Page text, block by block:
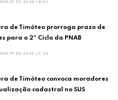
DE 2026 18:02
de Timóteo prorroga prazo de
para o 2º Ciclo da PNAB
DE 2026 17:44
de Timóteo convoca moradores
cadastral no SUS